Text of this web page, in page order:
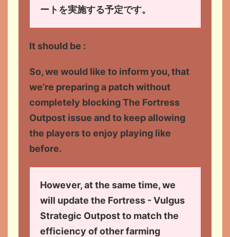
ートを実施する予定です。
It should be :
So, we would like to inform you, that
we’re preparing a patch without
completely blocking The Fortress
Outpost issue and to keep allowing
the players to enjoy playing like
before.
However, at the same time, we
will update the Fortress - Vulgus
Strategic Outpost to match the
efficiency of other farming